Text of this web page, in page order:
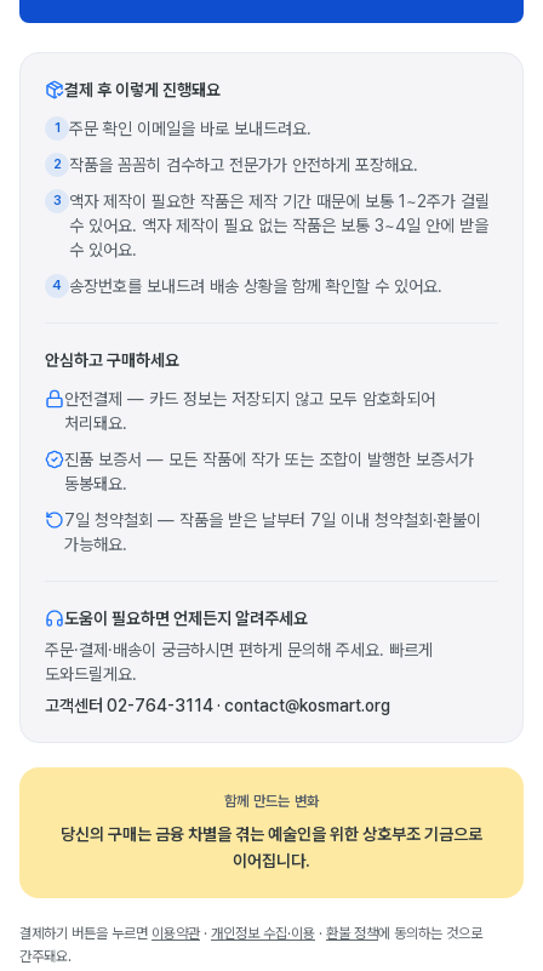
결제 후 이렇게 진행돼요
1 주문 확인 이메일을 바로 보내드려요.
2 작품을 꼼꼼히 검수하고 전문가가 안전하게 포장해요.
3
액자 제작이 필요한 작품은 제작 기간 때문에 보통 1~2주가 걸릴
수 있어요. 액자 제작이 필요 없는 작품은 보통 3~4일 안에 받을
수 있어요.
4 송장번호를 보내드려 배송 상황을 함께 확인할 수 있어요.
안심하고 구매하세요
안전결제 — 카드 정보는 저장되지 않고 모두 암호화되어
처리돼요.
진품 보증서 — 모든 작품에 작가 또는 조합이 발행한 보증서가
동봉돼요.
7일 청약철회 — 작품을 받은 날부터 7일 이내 청약철회·환불이
가능해요.
도움이 필요하면 언제든지 알려주세요
주문·결제·배송이 궁금하시면 편하게 문의해 주세요. 빠르게
도와드릴게요.
고객센터 02-764-3114 · contact@kosmart.org
함께 만드는 변화
당신의 구매는 금융 차별을 겪는 예술인을 위한 상호부조 기금으로
이어집니다.
결제하기 버튼을 누르면 이용약관· 개인정보 수집·이용 · 환불 정책에 동의하는 것으로
간주돼요.